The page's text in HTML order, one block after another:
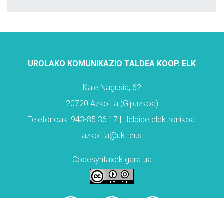
UROLAKO KOMUNIKAZIO TALDEA KOOP. ELK
Kale Nagusia, 62
20720 Azkoitia (Gipuzkoa)
Telefonoak: 943-85 36 17 | Helbide elektronikoa:
azkoitia@ukt.eus
Codesyntaxek garatua